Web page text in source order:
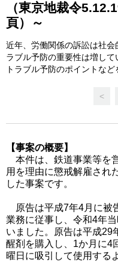
（東京地裁令
頁）～
近年、労働関係の訴訟は社
ラブル予防の重要性は増し
トラブル予防のポイントな
<
【事案の概要】
本件は、鉄道事業等を
用を理由に懲戒解雇され
した事案です。
原告は平成7年4月に被
業務に従事し、令和4年
いました。原告は平成29
醒剤を購入し、1か月に4
曜日に吸引して使用する